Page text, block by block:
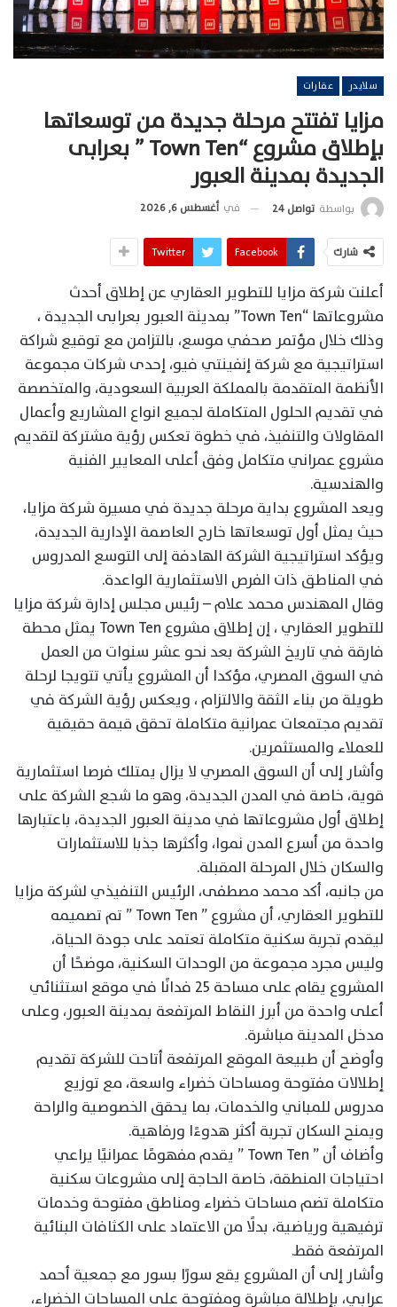
سلايدر عقارات
مزايا تفتتح مرحلة جديدة من توسعاتها
بإطلاق مشروع “Town Ten ” بعرابى
الجديدة بمدينة العبور
بواسطة تواصل 24 في أغسطس 6, 2026
شارك Facebook
Twitter
أعلنت شركة مزايا للتطوير العقاري عن إطلاق أحدث
مشروعاتها “Town Ten” بمدينة العبور بعرابى الجديدة ،
وذلك خلال مؤتمر صحفي موسع، بالتزامن مع توقيع شراكة
استراتيجية مع شركة إنفينتي فيو، إحدى شركات مجموعة
الأنظمة المتقدمة بالمملكة العربية السعودية، والمتخصصة
في تقديم الحلول المتكاملة لجميع انواع المشاريع وأعمال
المقاولات والتنفيذ، في خطوة تعكس رؤية مشتركة لتقديم
مشروع عمراني متكامل وفق أعلى المعايير الفنية
والهندسية.
ويعد المشروع بداية مرحلة جديدة في مسيرة شركة مزايا،
حيث يمثل أول توسعاتها خارج العاصمة الإدارية الجديدة،
ويؤكد استراتيجية الشركة الهادفة إلى التوسع المدروس
في المناطق ذات الفرص الاستثمارية الواعدة.
وقال المهندس محمد علام – رئيس مجلس إدارة شركة مزايا
للتطوير العقاري ، إن إطلاق مشروع Town Ten يمثل محطة
فارقة في تاريخ الشركة بعد نحو عشر سنوات من العمل
في السوق المصري، مؤكدا أن المشروع يأتي تتويجا لرحلة
طويلة من بناء الثقة والالتزام ، ويعكس رؤية الشركة في
تقديم مجتمعات عمرانية متكاملة تحقق قيمة حقيقية
للعملاء والمستثمرين.
وأشار إلى أن السوق المصري لا يزال يمتلك فرصا استثمارية
قوية، خاصة في المدن الجديدة، وهو ما شجع الشركة على
إطلاق أول مشروعاتها في مدينة العبور الجديدة، باعتبارها
واحدة من أسرع المدن نموا، وأكثرها جذبا للاستثمارات
والسكان خلال المرحلة المقبلة.
من جانبه، أكد محمد مصطفى، الرئيس التنفيذي لشركة مزايا
للتطوير العقاري، أن مشروع ” Town Ten ” تم تصميمه
ليقدم تجربة سكنية متكاملة تعتمد على جودة الحياة،
وليس مجرد مجموعة من الوحدات السكنية، موضحًا أن
المشروع يقام على مساحة 25 فدانًا في موقع استثنائي
أعلى واحدة من أبرز النقاط المرتفعة بمدينة العبور، وعلى
مدخل المدينة مباشرة.
وأوضح أن طبيعة الموقع المرتفعة أتاحت للشركة تقديم
إطلالات مفتوحة ومساحات خضراء واسعة، مع توزيع
مدروس للمباني والخدمات، بما يحقق الخصوصية والراحة
ويمنح السكان تجربة أكثر هدوءًا ورفاهية.
وأضاف أن ” Town Ten ” يقدم مفهومًا عمرانيًا يراعي
احتياجات المنطقة، خاصة الحاجة إلى مشروعات سكنية
متكاملة تضم مساحات خضراء ومناطق مفتوحة وخدمات
ترفيهية ورياضية، بدلًا من الاعتماد على الكثافات البنائية
المرتفعة فقط.
وأشار إلى أن المشروع يقع سورًا بسور مع جمعية أحمد
عرابي، بإطلالة مباشرة ومفتوحة على المساحات الخضراء،